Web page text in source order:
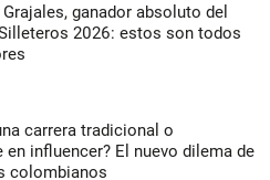
ganador absoluto del
2026: estos son todos
carrera tradicional o
en influencer? El nuevo dilema de
colombianos